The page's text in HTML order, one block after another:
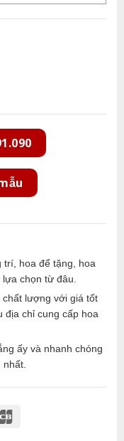
trí, hoa để tặng, hoa
chọn từ đâu.
chất lượng với giá tốt
địa chỉ cung cấp hoa
ấy và nhanh chóng
nhất.